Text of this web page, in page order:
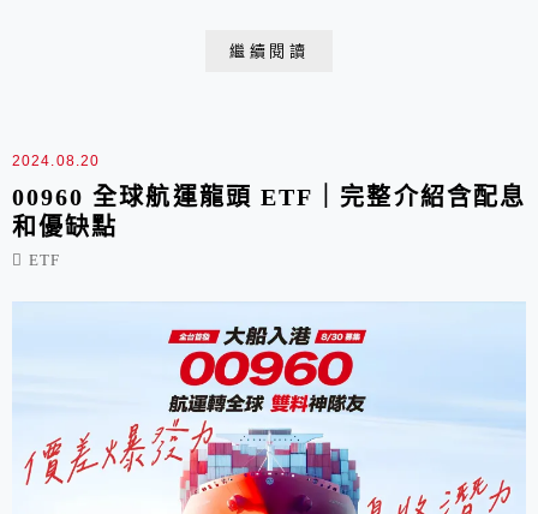
繼續閱讀
2024.08.20
00960 全球航運龍頭 ETF｜完整介紹含配息
和優缺點
ETF